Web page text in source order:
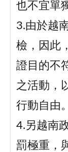
也不宜單
3.由於越
檢，因此
證目的不
之活動，
行動自由。
4.另越南
罰極重，